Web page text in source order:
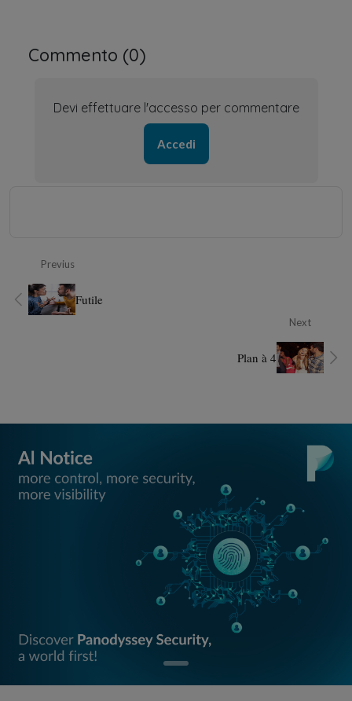
Commento (0)
Devi effettuare l'accesso per commentare
Accedi
Previus
Futile
Next
Plan à 4